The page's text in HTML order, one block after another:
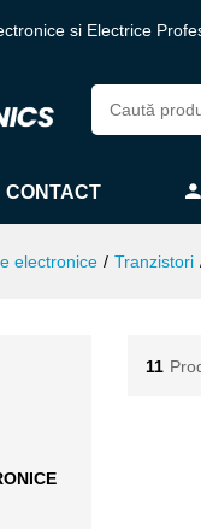
si Electrice
CONTACT
electronice / Tranzistori
11